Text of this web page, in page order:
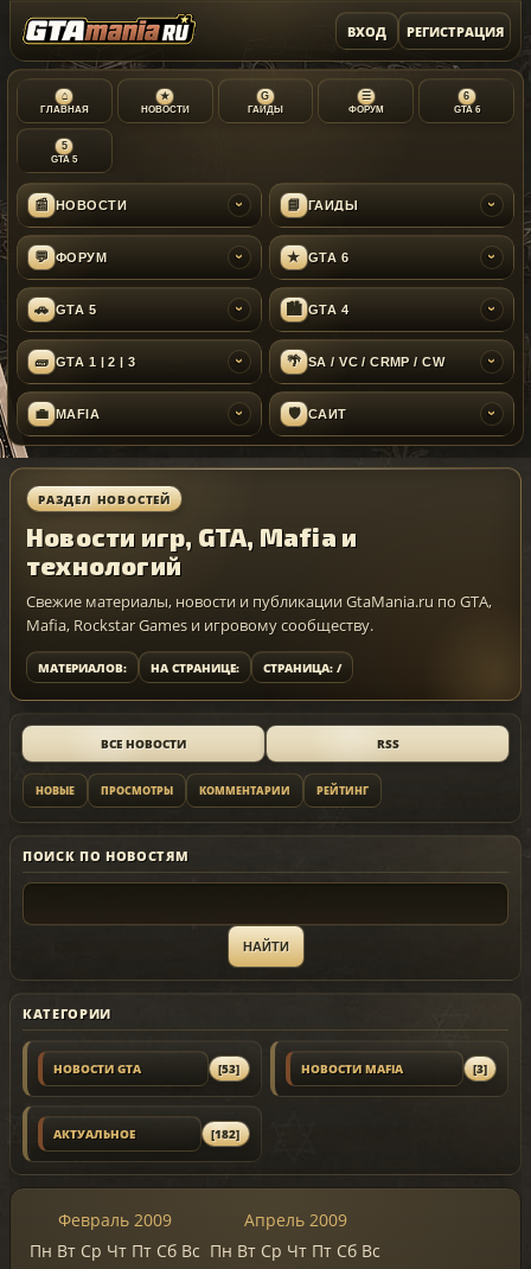
ВХОД РЕГИСТРАЦИЯ
⌂
ГЛАВНАЯ
★
НОВОСТИ
G
ГАЙДЫ
☰
ФОРУМ
6
GTA 6
5
GTA 5
📰 НОВОСТИ › 📘 ГАЙДЫ ›
💬 ФОРУМ › ★ GTA 6 ›
🚗 GTA 5 › 🏙 GTA 4 ›
🧱 GTA 1 | 2 | 3 › 🌴 SA / VC / CRMP / CW ›
💼 MAFIA › 🛡 САЙТ ›
РАЗДЕЛ НОВОСТЕЙ
Новости игр, GTA, Mafia и
технологий
Свежие материалы, новости и публикации GtaMania.ru по GTA,
Mafia, Rockstar Games и игровому сообществу.
МАТЕРИАЛОВ: НА СТРАНИЦЕ: СТРАНИЦА: /
ВСЕ НОВОСТИ RSS
НОВЫЕ ПРОСМОТРЫ КОММЕНТАРИИ РЕЙТИНГ
ПОИСК ПО НОВОСТЯМ
КАТЕГОРИИ
НОВОСТИ GTA [53] НОВОСТИ MAFIA [3]
АКТУАЛЬНОЕ [182]
Февраль 2009
Пн Вт Ср Чт Пт Сб Вс
Апрель 2009
Пн Вт Ср Чт Пт Сб Вс